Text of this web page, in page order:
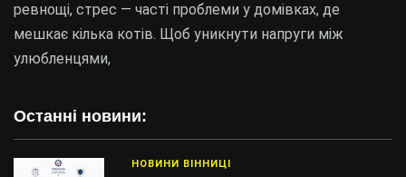
ревнощі, стрес — часті проблеми у домівках, де
мешкає кілька котів. Щоб уникнути напруги між
улюбленцями,
Останні новини:
НОВИНИ ВІННИЦІ